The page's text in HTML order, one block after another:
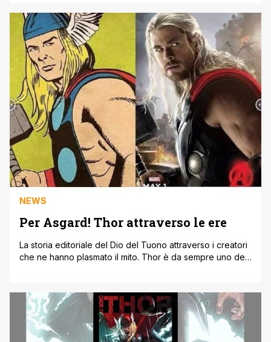
ed epiche storie del Dio del Tuono? Ecco una selezione
delle migliori che abbiamo raccolto nel corso della sua
lunghissima storia [']
NEWS
Per Asgard! Thor attraverso le ere
La storia editoriale del Dio del Tuono attraverso i creatori
che ne hanno plasmato il mito. Thor è da sempre uno dei
hanno entusiasmato generazioni di lettori e la sua
pressoché costante presenza nelle vicende degli
Avengers ha contribuito [']